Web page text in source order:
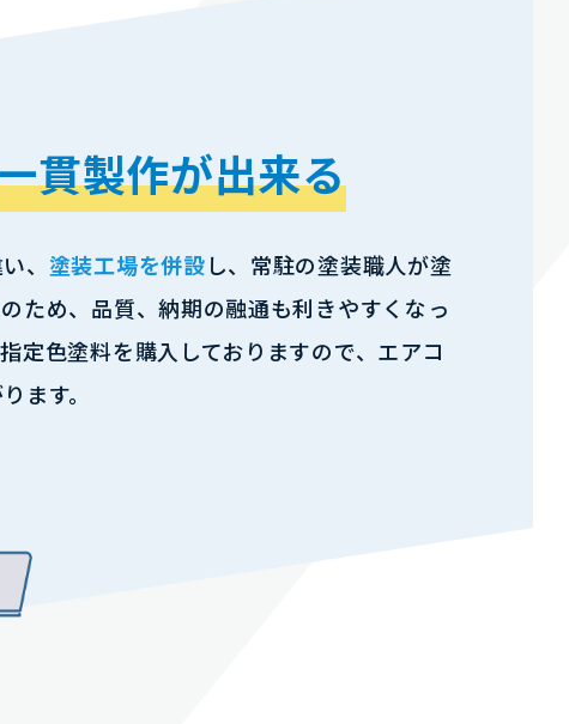
貫製作が出来る
、 塗装工場を併設し、常駐の塗装職人が塗
ため、品質、納期の融通も利きやすくなっ
定色塗料を購入しておりますので、エアコ
ます。